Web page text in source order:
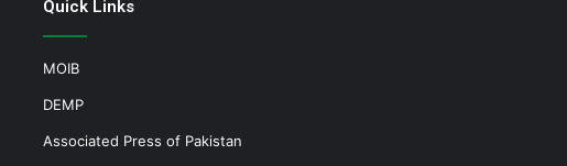
Quick Links
MOIB
DEMP
Associated Press of Pakistan